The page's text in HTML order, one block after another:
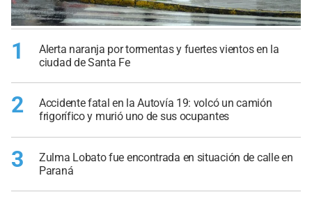
1
Alerta naranja por tormentas y fuertes vientos en la
ciudad de Santa Fe
2
Accidente fatal en la Autovía 19: volcó un camión
frigorífico y murió uno de sus ocupantes
3
Zulma Lobato fue encontrada en situación de calle en
Paraná